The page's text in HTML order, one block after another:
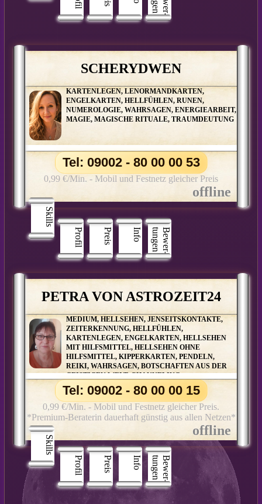
SCHERYDWEN
KARTENLEGEN, LENORMANDKARTEN,
ENGELKARTEN, HELLFÜHLEN, RUNEN,
NUMEROLOGIE, WAHRSAGEN, ENERGIEARBEIT,
MAGIE, MAGISCHE RITUALE, TRAUMDEUTUNG
Skills
Profil
Preis Info B
e
w
e
r
­
t
u
n
g
e
n
Tel: 09002 - 80 00 00 53
0,99 €/Min. - Mobil und Festnetz gleicher Preis
PETRA VON ASTROZEIT24
MEDIUM, HELLSEHEN, JENSEITSKONTAKTE,
ZEITERKENNUNG, HELLFÜHLEN,
KARTENLEGEN, ENGELKARTEN, HELLSEHEN
MIT HILFSMITTEL, HELLSEHEN OHNE
HILFSMITTEL, KIPPERKARTEN, PENDELN,
REIKI, WAHRSAGEN, BOTSCHAFTEN AUS DER
GEISTIGEN WELT, CHANNELING,
ENGELBOTSCHAFTEN, ENGELKONTAKTE,
TIERKOMMUNIKATION
Skills
Profil
Preis Info B
e
w
e
r
­
t
u
n
g
e
n
Tel: 09002 - 80 00 00 15
0,99 €/Min. - Mobil und Festnetz gleicher Preis.
*Premium-Beraterin dauerhaft günstig aus allen Netzen*